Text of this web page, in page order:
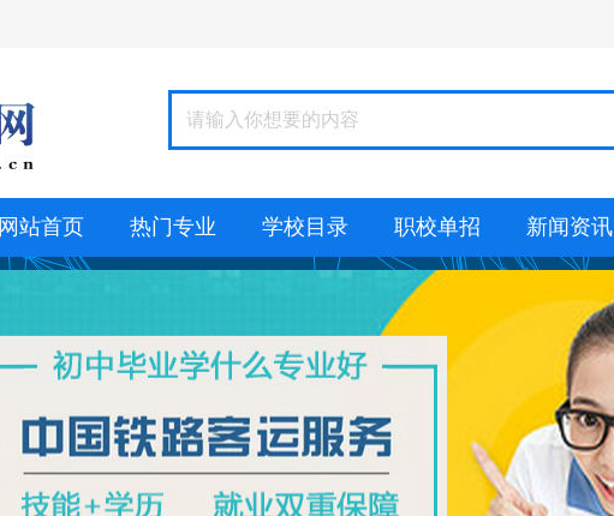
网站首页 热门专业 学校目录 职校单招 新闻资讯